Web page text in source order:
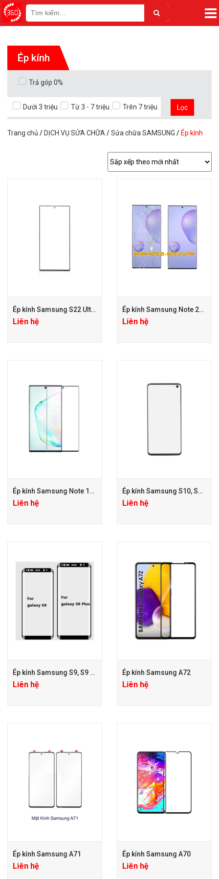
Ép kính
Trả góp 0%
Dưới 3 triệu Từ 3 - 7 triệu Trên 7 triệu Lọc
Trang chủ / DỊCH VỤ SỬA CHỮA /Sửa chữa SAMSUNG / Ép kính
Ép kính Samsung S22 Ultra
Liên hệ
Ép kính Samsung Note 20, Note 20 Ultra
Liên hệ
Ép kính Samsung Note 10 Plus
Liên hệ
Ép kính Samsung S10, S10 Plus
Liên hệ
Ép kính Samsung S9, S9 Plus
Liên hệ
Ép kính Samsung A72
Liên hệ
Ép kính Samsung A71
Liên hệ
Ép kính Samsung A70
Liên hệ